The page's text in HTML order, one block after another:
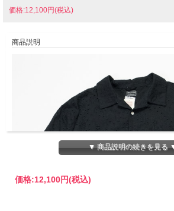
価格:12,100円(税込)
商品説明
▼ 商品説明の続きを見る
価格:12,100円(税込)